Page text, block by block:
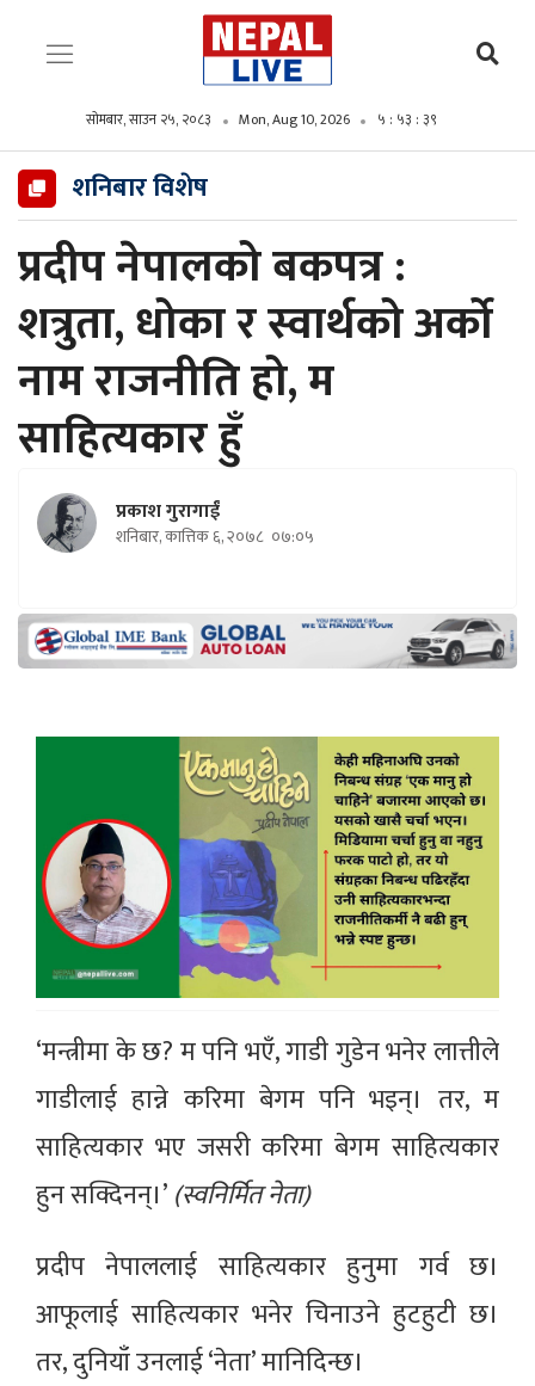
सोमबार, साउन २५, २०८३ Mon, Aug 10, 2026 ५ : ५३ : ४०
शनिबार विशेष
प्रदीप नेपालको बकपत्र :
शत्रुता, धोका र स्वार्थको अर्को
नाम राजनीति हो, म
साहित्यकार हुँ
प्रकाश गुरागाईं
शनिबार, कात्तिक ६, २०७८ ०७:०५
‘मन्त्रीमा के छ? म पनि भएँ, गाडी गुडेन भनेर लात्तीले
गाडीलाई हान्ने करिमा बेगम पनि भइन्। तर, म
साहित्यकार भए जसरी करिमा बेगम साहित्यकार
हुन सक्दिनन्।’(स्वनिर्मित नेता)
प्रदीप नेपाललाई साहित्यकार हुनुमा गर्व छ।
आफूलाई साहित्यकार भनेर चिनाउने हुटहुटी छ।
तर, दुनियाँ उनलाई ‘नेता’ मानिदिन्छ।